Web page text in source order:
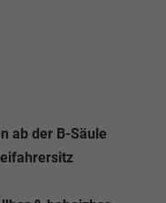
ab der B-Säule